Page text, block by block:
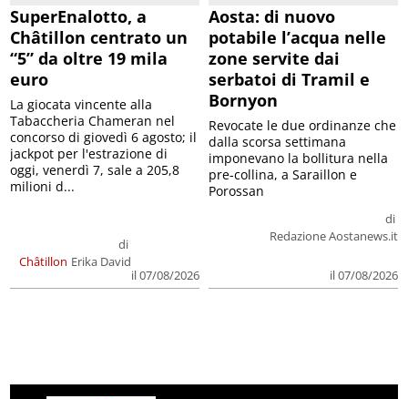
SuperEnalotto, a
Châtillon centrato un
“5” da oltre 19 mila
euro
Châtillon
di
Erika David
il 07/08/2026
La giocata vincente alla
Tabaccheria Chameran nel
concorso di giovedì 6 agosto; il
jackpot per l'estrazione di
oggi, venerdì 7, sale a 205,8
milioni d...
Aosta: di nuovo
potabile l’acqua nelle
zone servite dai
serbatoi di Tramil e
Bornyon
di
Redazione Aostanews.it
il 07/08/2026
Revocate le due ordinanze che
dalla scorsa settimana
imponevano la bollitura nella
pre-collina, a Saraillon e
Porossan